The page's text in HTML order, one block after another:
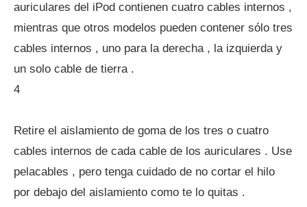
auriculares del iPod contienen cuatro cables internos ,
mientras que otros modelos pueden contener sólo tres
cables internos , uno para la derecha , la izquierda y
un solo cable de tierra .
4
Retire el aislamiento de goma de los tres o cuatro
cables internos de cada cable de los auriculares . Use
pelacables , pero tenga cuidado de no cortar el hilo
por debajo del aislamiento como te lo quitas .